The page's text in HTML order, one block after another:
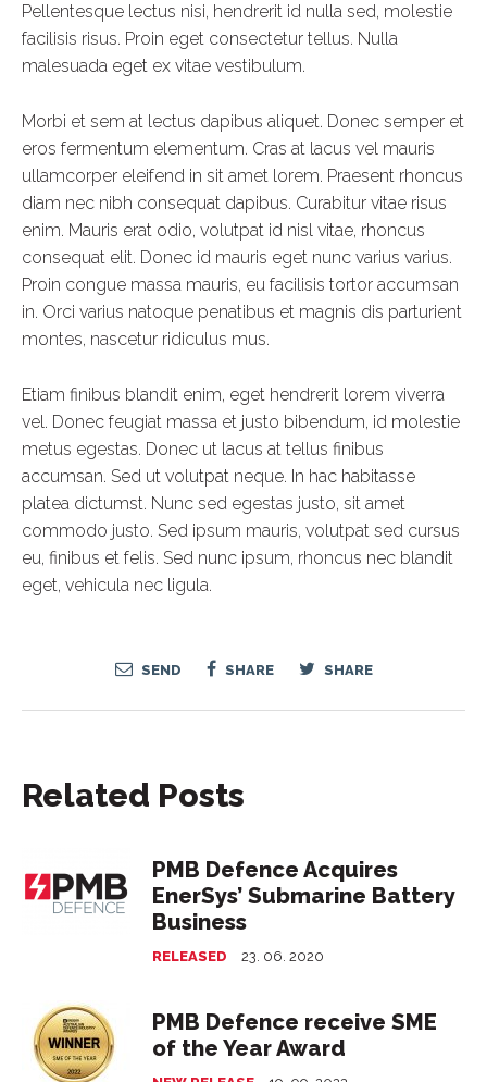
Pellentesque lectus nisi, hendrerit id nulla sed, molestie
facilisis risus. Proin eget consectetur tellus. Nulla
malesuada eget ex vitae vestibulum.
Morbi et sem at lectus dapibus aliquet. Donec semper et
eros fermentum elementum. Cras at lacus vel mauris
ullamcorper eleifend in sit amet lorem. Praesent rhoncus
diam nec nibh consequat dapibus. Curabitur vitae risus
enim. Mauris erat odio, volutpat id nisl vitae, rhoncus
consequat elit. Donec id mauris eget nunc varius varius.
Proin congue massa mauris, eu facilisis tortor accumsan
in. Orci varius natoque penatibus et magnis dis parturient
montes, nascetur ridiculus mus.
Etiam finibus blandit enim, eget hendrerit lorem viverra
vel. Donec feugiat massa et justo bibendum, id molestie
metus egestas. Donec ut lacus at tellus finibus
accumsan. Sed ut volutpat neque. In hac habitasse
platea dictumst. Nunc sed egestas justo, sit amet
commodo justo. Sed ipsum mauris, volutpat sed cursus
eu, finibus et felis. Sed nunc ipsum, rhoncus nec blandit
eget, vehicula nec ligula.
SEND SHARE SHARE
Related Posts
PMB Defence Acquires
EnerSys’ Submarine Battery
Business
RELEASED 23. 06. 2020
PMB Defence receive SME
of the Year Award